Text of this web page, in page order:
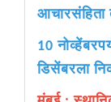
आचारसंहिता
10
डिसेंबरला